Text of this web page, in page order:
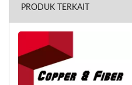
PRODUK TERKAIT